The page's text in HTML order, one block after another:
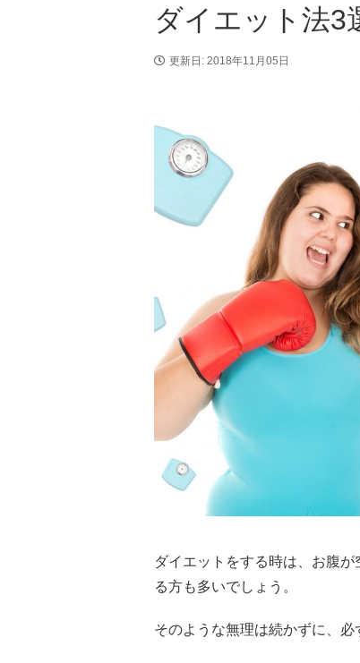
ダイエット法3
更新日: 2018年11月05日
ダイエットをする時は、お腹
る方も多いでしょう。
そのような無理は続かずに、必